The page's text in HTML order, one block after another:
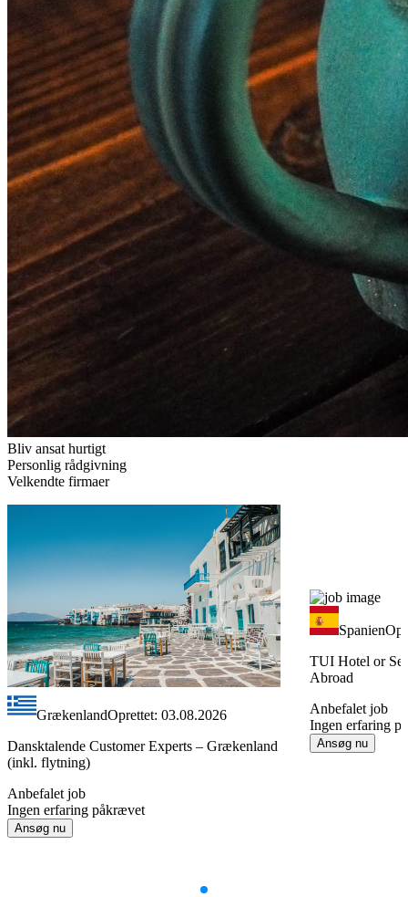
Bliv ansat hurtigt
Personlig rådgivning
Velkendte firmaer
GrækenlandOprettet: 03.08.2026
Dansktalende Customer Experts – Grækenland
(inkl. flytning)
Anbefalet job
Ingen erfaring påkrævet
Ansøg nu
Spanien
TUI Hotel or
Abroad
Anbefalet job
Ingen erfaring
Ansøg nu